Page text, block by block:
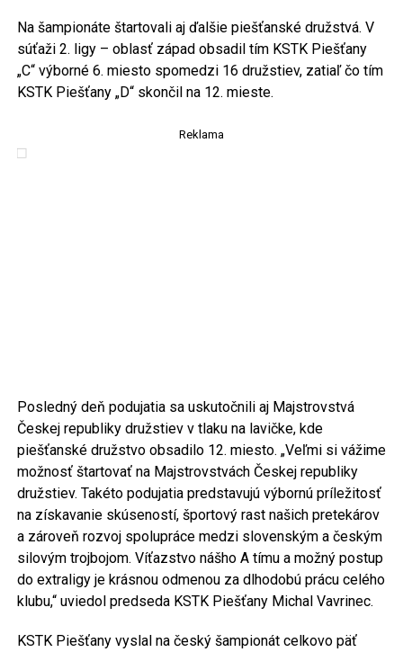
Na šampionáte štartovali aj ďalšie piešťanské družstvá. V
súťaži 2. ligy – oblasť západ obsadil tím KSTK Piešťany
„C“ výborné 6. miesto spomedzi 16 družstiev, zatiaľ čo tím
KSTK Piešťany „D“ skončil na 12. mieste.
Reklama
Posledný deň podujatia sa uskutočnili aj Majstrovstvá
Českej republiky družstiev v tlaku na lavičke, kde
piešťanské družstvo obsadilo 12. miesto. „Veľmi si vážime
možnosť štartovať na Majstrovstvách Českej republiky
družstiev. Takéto podujatia predstavujú výbornú príležitosť
na získavanie skúseností, športový rast našich pretekárov
a zároveň rozvoj spolupráce medzi slovenským a českým
silovým trojbojom. Víťazstvo nášho A tímu a možný postup
do extraligy je krásnou odmenou za dlhodobú prácu celého
klubu,“ uviedol predseda KSTK Piešťany Michal Vavrinec.
KSTK Piešťany vyslal na český šampionát celkovo päť